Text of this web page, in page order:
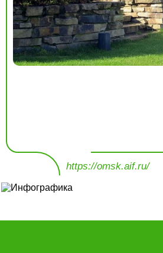
https://omsk.aif.ru/